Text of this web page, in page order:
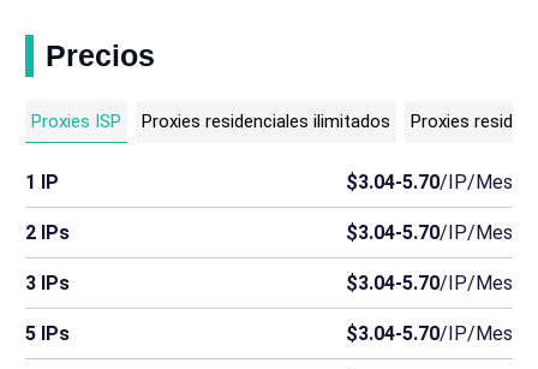
Precios
Proxies ISP Proxies residenciales ilimitados Proxies
1 IP $3.04-5.70/IP/Mes
2 IPs $3.04-5.70/IP/Mes
3 IPs $3.04-5.70/IP/Mes
5 IPs $3.04-5.70/IP/Mes